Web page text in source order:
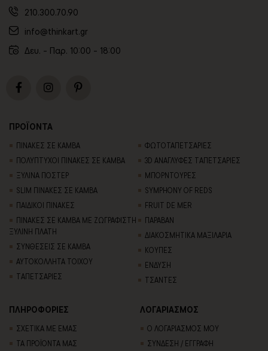
210.300.70.90
info@thinkart.gr
Δευ. - Παρ. 10:00 - 18:00
ΠΡΟΪΟΝΤΑ
ΠΙΝΑΚΕΣ ΣΕ ΚΑΜΒΑ
ΠΟΛΥΠΤΥΧΟΙ ΠΙΝΑΚΕΣ ΣΕ ΚΑΜΒΑ
ΞΥΛΙΝΑ ΠΟΣΤΕΡ
SLIM ΠΙΝΑΚΕΣ ΣΕ ΚΑΜΒΑ
ΠΑΙΔΙΚΟΙ ΠΙΝΑΚΕΣ
ΠΙΝΑΚΕΣ ΣΕ ΚΑΜΒΑ ΜΕ ΖΩΓΡΑΦΙΣΤΗ
ΞΥΛΙΝΗ ΠΛΑΤΗ
ΣΥΝΘΕΣΕΙΣ ΣΕ ΚΑΜΒΑ
ΑΥΤΟΚΟΛΛΗΤΑ ΤΟΙΧΟΥ
TΑΠΕΤΣΑΡΙΕΣ
ΦΩΤΟΤΑΠΕΤΣΑΡΙΕΣ
3D AΝΑΓΛΥΦΕΣ TΑΠΕΤΣΑΡΙΕΣ
ΜΠΟΡΝΤΟΥΡΕΣ
SYMPHONY OF REDS
FRUIT DE MER
ΠΑΡΑΒΑΝ
ΔΙΑΚΟΣΜΗΤΙΚΑ ΜΑΞΙΛΑΡΙΑ
ΚΟΥΠΕΣ
ΕΝΔΥΣΗ
ΤΣΑΝΤΕΣ
ΠΛΗΡΟΦΟΡΙΕΣ
ΣΧΕΤΙΚΑ ΜΕ ΕΜΑΣ
ΤΑ ΠΡΟΪΟΝΤΑ ΜΑΣ
ΛΟΓΑΡΙΑΣΜΟΣ
Ο ΛΟΓΑΡΙΑΣΜΟΣ ΜΟΥ
ΣΥΝΔΕΣΗ / ΕΓΓΡΑΦΗ